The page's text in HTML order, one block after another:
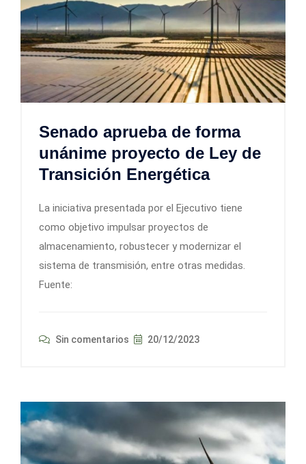
Senado aprueba de forma
unánime proyecto de Ley de
Transición Energética
La iniciativa presentada por el Ejecutivo tiene
como objetivo impulsar proyectos de
almacenamiento, robustecer y modernizar el
sistema de transmisión, entre otras medidas.
Fuente:
Sin comentarios 20/12/2023